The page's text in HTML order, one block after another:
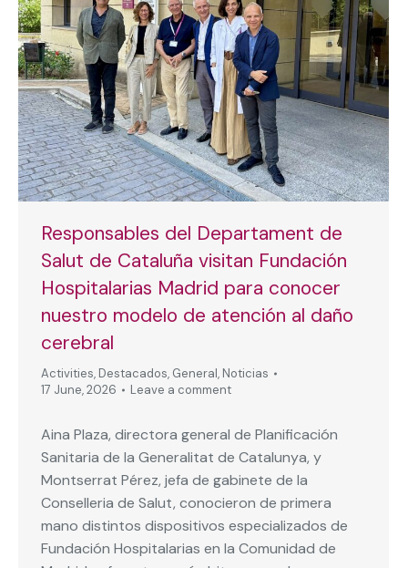
Responsables del Departament de
Salut de Cataluña visitan Fundación
Hospitalarias Madrid para conocer
nuestro modelo de atención al daño
cerebral
Activities, Destacados, General, Noticias
17 June, 2026
Leave a comment
Aina Plaza, directora general de Planificación
Sanitaria de la Generalitat de Catalunya, y
Montserrat Pérez, jefa de gabinete de la
Conselleria de Salut, conocieron de primera
mano distintos dispositivos especializados de
Fundación Hospitalarias en la Comunidad de